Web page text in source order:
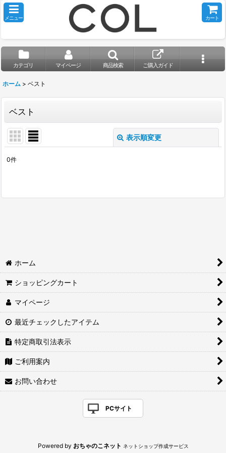
メニュー カート
カテゴリ マイページ 商品検索 ご購入ガイド
ホーム > ベスト
ベスト
表示順変更
0件
ホーム
ショッピングカート
マイページ
最近チェックしたアイテム
特定商取引法表示
ご利用案内
お問い合わせ
PCサイト
Powered by おちゃのこネット ネットショップ作成サービス